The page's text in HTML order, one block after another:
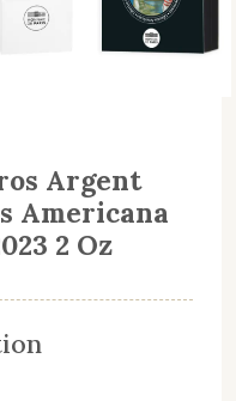
Argent
Americana
2 Oz